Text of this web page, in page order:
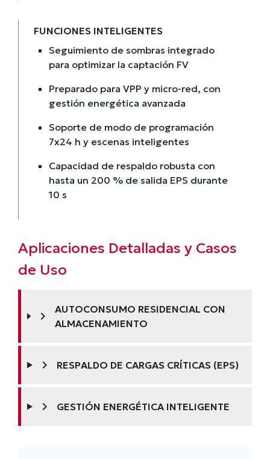
FUNCIONES INTELIGENTES
Seguimiento de sombras integrado
para optimizar la captación FV
Preparado para VPP y micro-red, con
gestión energética avanzada
Soporte de modo de programación
7x24 h y escenas inteligentes
Capacidad de respaldo robusta con
hasta un 200 % de salida EPS durante
10 s
Aplicaciones Detalladas y Casos
de Uso
chevron_right
AUTOCONSUMO RESIDENCIAL CON
ALMACENAMIENTO
chevron_right RESPALDO DE CARGAS CRÍTICAS (EPS)
chevron_right GESTIÓN ENERGÉTICA INTELIGENTE